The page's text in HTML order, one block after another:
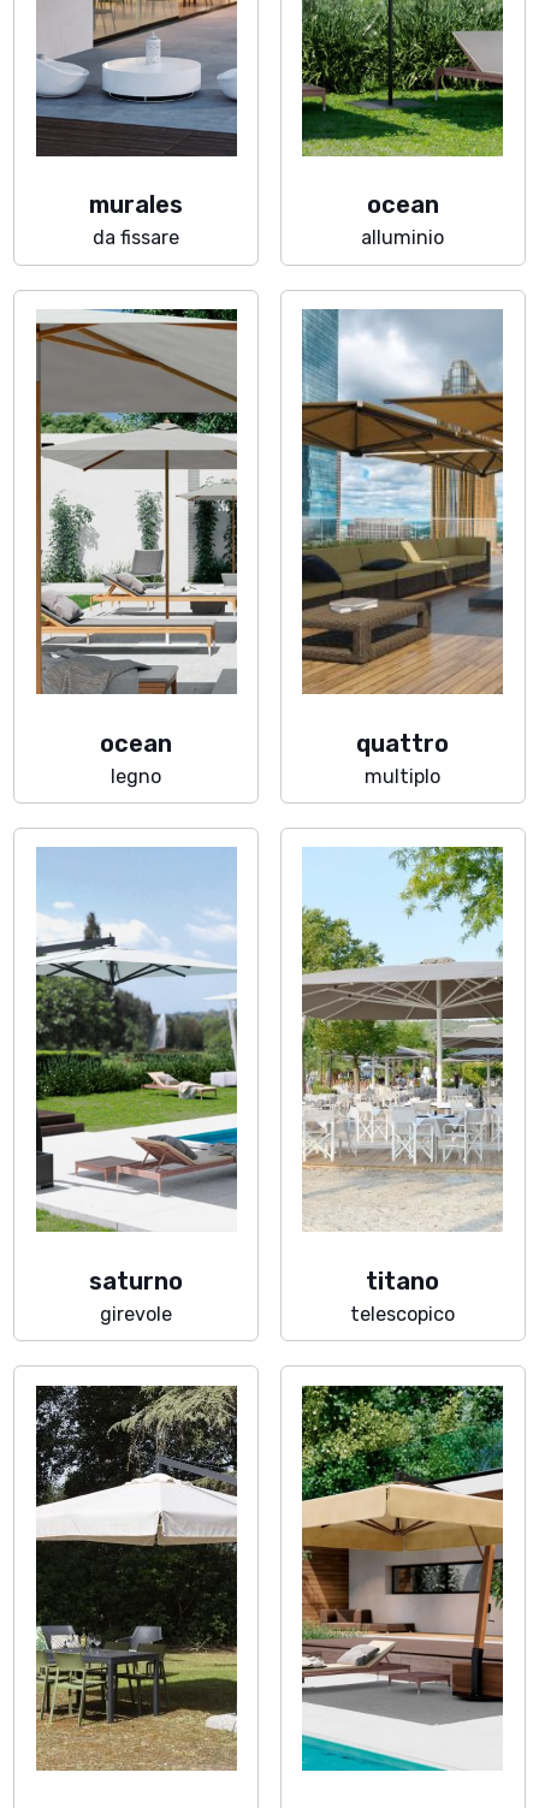
murales
da fissare
ocean
alluminio
ocean
legno
quattro
multiplo
saturno
girevole
titano
telescopico